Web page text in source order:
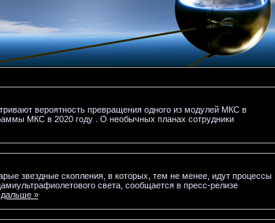
вероятность превращения одного из модулей МКС в
МКС в 2020 году . О необычных планах сотрудники
звездные скопления, в которых, тем не менее, идут процессы
света, сообщается в пресс-релизе
дальше »